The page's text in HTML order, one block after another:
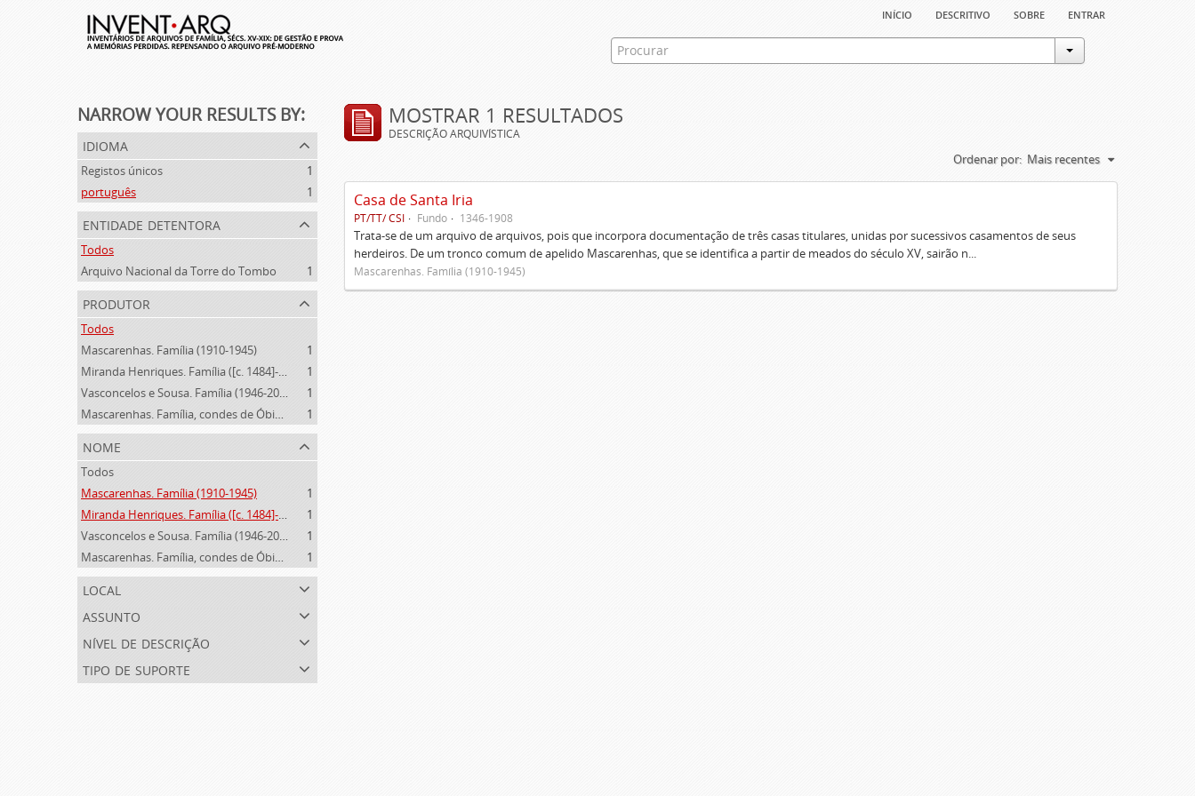
início descritivo sobre entrar
NARROW YOUR RESULTS BY:
idioma
Registos únicos
1
português
1
entidade detentora
Todos
Arquivo Nacional da Torre do Tombo
1
produtor
Todos
Mascarenhas. Família (1910-1945)
1
Miranda Henriques. Família ([c. 1484]-[c.1745])
1
Vasconcelos e Sousa. Família (1946-2006)
1
Mascarenhas. Família, condes de Óbidos, Palma e Sabugal (1669-1910)
1
nome
Todos
Mascarenhas. Família (1910-1945)
1
Miranda Henriques. Família ([c. 1484]-[c.1745])
1
Vasconcelos e Sousa. Família (1946-2006)
1
Mascarenhas. Família, condes de Óbidos, Palma e Sabugal (1669-1910)
1
local
assunto
nível de descrição
tipo de suporte
MOSTRAR 1 RESULTADOS
DESCRIÇÃO ARQUIVÍSTICA
Ordenar por: Mais recentes
Casa de Santa Iria
PT/TT/ CSI Fundo 1346-1908
Trata-se de um arquivo de arquivos, pois que incorpora documentação de três casas titulares, unidas por sucessivos casamentos de seus
herdeiros. De um tronco comum de apelido Mascarenhas, que se identifica a partir de meados do século XV, sairão n...
Mascarenhas. Família (1910-1945)